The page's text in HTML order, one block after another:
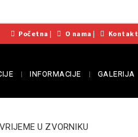
Početna | O nama | Kontakt
INFORMACIJE GALERIJA
VRIJEME U ZVORNIKU